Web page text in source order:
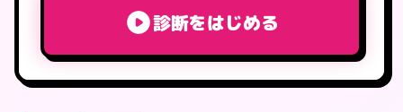
診断をはじめる